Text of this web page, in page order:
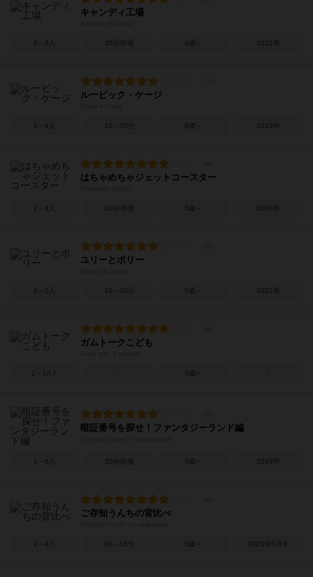
キャンディ工場
2～4人 45分前後 8歳～ 2021年
ルービック・ケージ
2～4人 10～20分 8歳～ 2019年
はちゃめちゃジェットコースター
2～4人 30分前後 5歳～ 2003年
ユリーとポリー
2～5人 10～20分 6歳～ 2021年
ガムトークこども
2～10人 6歳～
暗証番号を探せ！ファンタジーランド編
1～6人 20分前後 5歳～ 2019年
ご存知うんちの背比べ
2～4人 10～15分 5歳～ 2023年5月年